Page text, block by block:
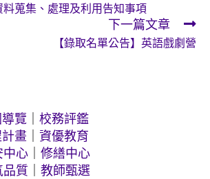
蒐集、處理及利用告知事項
下一篇文章
【錄取名單公告】英語戲劇營
覽
校務評鑑
畫
資優教育
中心
修繕中心
品質 教師甄選